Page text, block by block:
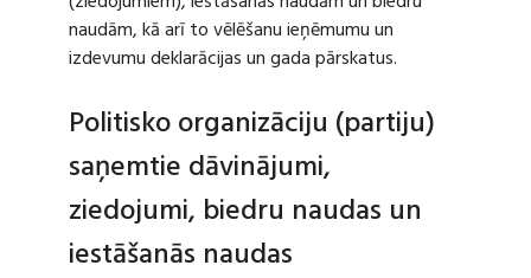
naudām, kā arī to vēlēšanu ieņēmumu un
izdevumu deklarācijas un gada pārskatus.
Politisko organizāciju (partiju)
saņemtie dāvinājumi,
ziedojumi, biedru naudas un
iestāšanās naudas